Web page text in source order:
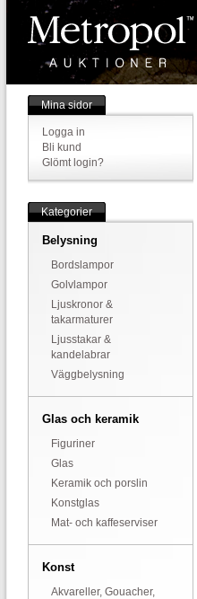
Mina sidor
Logga in
Bli kund
Glömt login?
Kategorier
Belysning
Bordslampor
Golvlampor
Ljuskronor &
takarmaturer
Ljusstakar &
kandelabrar
Väggbelysning
Glas och keramik
Figuriner
Glas
Keramik och porslin
Konstglas
Mat- och kaffeserviser
Konst
Akvareller, Gouacher,